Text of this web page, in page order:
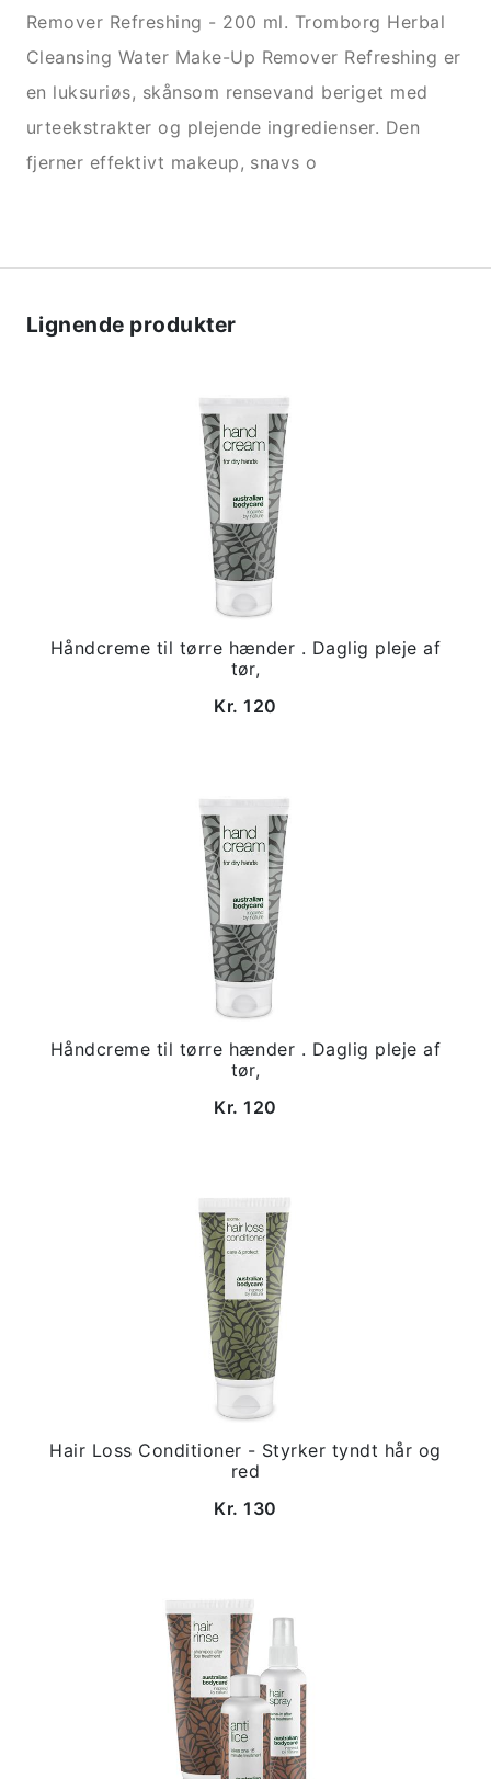
Remover Refreshing - 200 ml. Tromborg Herbal
Cleansing Water Make-Up Remover Refreshing er
en luksuriøs, skånsom rensevand beriget med
urteekstrakter og plejende ingredienser. Den
fjerner effektivt makeup, snavs o
Lignende produkter
Håndcreme til tørre hænder . Daglig pleje af
tør,
Kr. 120
Håndcreme til tørre hænder . Daglig pleje af
tør,
Kr. 120
Hair Loss Conditioner - Styrker tyndt hår og
red
Kr. 130